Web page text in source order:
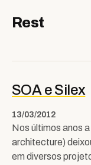
Rest
SOA e Silex
13/03/2012
Nos últimos anos
architecture)
em diversos